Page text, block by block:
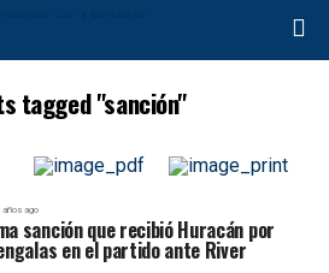
tagged "sanción"
años ago
sanción que recibió Huracán por
en el partido ante River